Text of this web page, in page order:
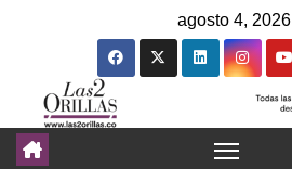
agosto 4, 2026